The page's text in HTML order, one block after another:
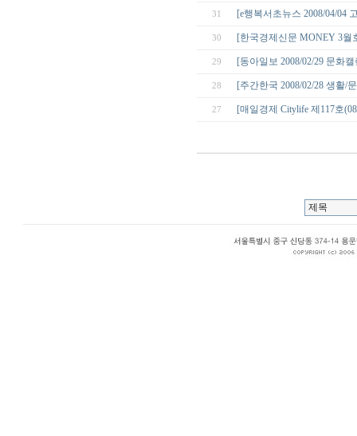
31 [e행복서초뉴스 2008/04/04
30 [한국경제신문 MONEY 3
29 [동아일보 2008/02/29 문화
28 [주간한국 2008/02/28 생활/
27 [매일경제 Citylife 제117호